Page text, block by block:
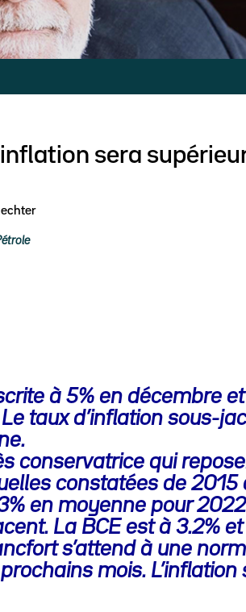
sera
à 5% en décembre
taux d’inflation sous-
conservatrice qui
constatées de 2015
en moyenne pour
La BCE est à 3.2%
s’attend à une
mois.